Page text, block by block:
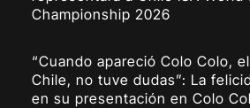
Championship 2026
“Cuando apareció Colo Colo,
Chile, no tuve dudas”: La
en su presentación en Colo